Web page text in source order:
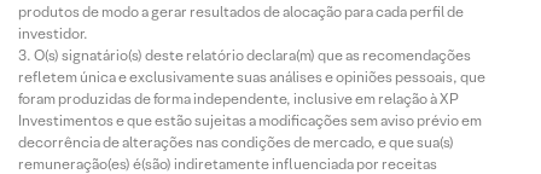
produtos de modo a gerar resultados de alocação para cada perfil de
investidor.
O(s) signatário(s) deste relatório declara(m) que as recomendações
refletem única e exclusivamente suas análises e opiniões pessoais, que
foram produzidas de forma independente, inclusive em relação à XP
Investimentos e que estão sujeitas a modificações sem aviso prévio em
decorrência de alterações nas condições de mercado, e que sua(s)
remuneração(es) é(são) indiretamente influenciada por receitas